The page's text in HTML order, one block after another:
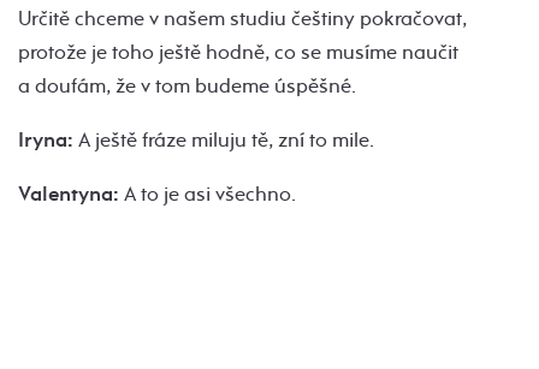
Určitě chceme v našem studiu češtiny pokračovat,
protože je toho ještě hodně, co se musíme naučit
a doufám, že v tom budeme úspěšné.
Iryna: A ještě fráze miluju tě, zní to mile.
Valentyna: A to je asi všechno.